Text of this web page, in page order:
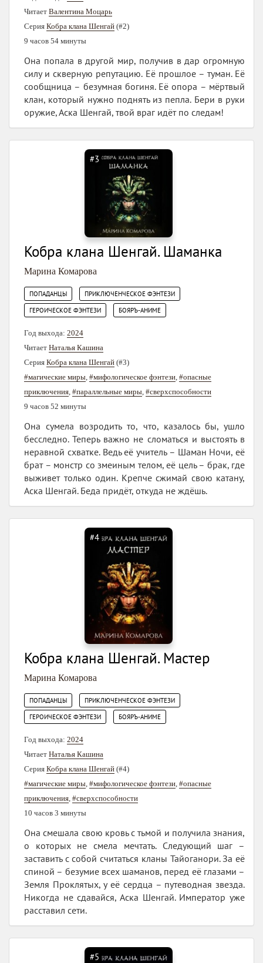
Читает Валентина Моцарь
Серия Кобра клана Шенгай (#2)
9 часов 54 минуты
Она попала в другой мир, получив в дар огромную
силу и скверную репутацию. Её прошлое – туман. Её
сообщница – безумная богиня. Её опора – мёртвый
клан, который нужно поднять из пепла. Бери в руки
оружие, Аска Шенгай, твой враг идёт по следам!
#3
Кобра клана Шенгай. Шаманка
Марина Комарова
ПОПАДАНЦЫ ПРИКЛЮЧЕНЧЕСКОЕ ФЭНТЕЗИ
ГЕРОИЧЕСКОЕ ФЭНТЕЗИ БОЯРЪ-АНИМЕ
Год выхода: 2024
Читает Наталья Кашина
Серия Кобра клана Шенгай (#3)
#магические миры, #мифологическое фэнтези, #опасные
приключения, #параллельные миры, #сверхспособности
9 часов 52 минуты
Она сумела возродить то, что, казалось бы, ушло
бесследно. Теперь важно не сломаться и выстоять в
неравной схватке. Ведь её учитель – Шаман Ночи, её
брат – монстр со змеиным телом, её цель – брак, где
выживет только один. Крепче сжимай свою катану,
Аска Шенгай. Беда придёт, откуда не ждёшь.
#4
Кобра клана Шенгай. Мастер
Марина Комарова
ПОПАДАНЦЫ ПРИКЛЮЧЕНЧЕСКОЕ ФЭНТЕЗИ
ГЕРОИЧЕСКОЕ ФЭНТЕЗИ БОЯРЪ-АНИМЕ
Год выхода: 2024
Читает Наталья Кашина
Серия Кобра клана Шенгай (#4)
#магические миры #мифологическое фэнтези #опасные
приключения #сверхспособности
10 часов 3 минуты
Она смешала свою кровь с тьмой и получила знания,
о которых не смела мечтать. Следующий шаг –
заставить с собой считаться кланы Тайоганори. За её
спиной – безумие всех шаманов, перед её глазами –
Земля Проклятых, у её сердца – путеводная звезда.
Никогда не сдавайся, Аска Шенгай. Император уже
расставил сети.
#5